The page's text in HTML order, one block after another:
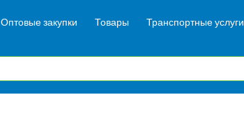
Оптовые закупки Товары Транспортные услуги